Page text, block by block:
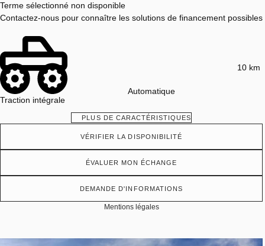
Terme sélectionné non disponible
Contactez-nous pour connaître les solutions de financement possibles
Traction intégrale
Automatique
10 km
PLUS DE CARACTÉRISTIQUES
VÉRIFIER LA DISPONIBILITÉ
ÉVALUER MON ÉCHANGE
DEMANDE D'INFORMATIONS
Mentions légales